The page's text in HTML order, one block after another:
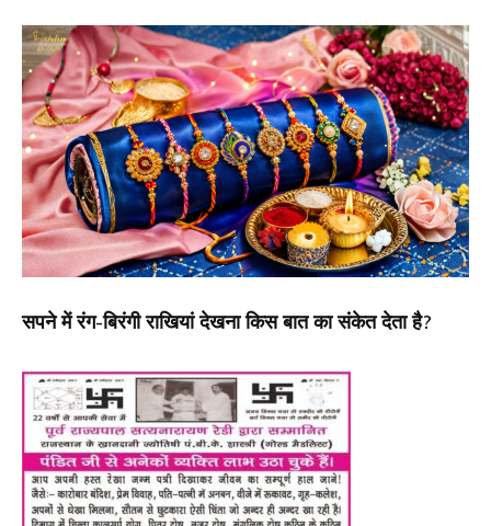
सपने में रंग-बिरंगी राखियां देखना किस बात का संकेत देता है?